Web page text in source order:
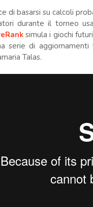
di basarsi su calcoli
durante il torneo
simula i giochi
serie di
Talas.